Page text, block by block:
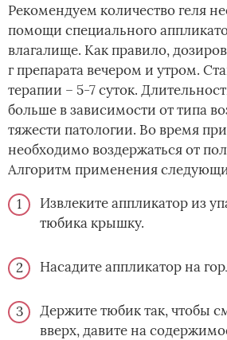
Рекомендуем количество геля
помощи специального
влагалище. Как правило,
г препарата вечером и утром.
терапии – 5-7 суток.
больше в зависимости от типа
тяжести патологии. Во время
необходимо воздержаться от
Алгоритм применения
Извлеките аппликатор из
тюбика крышку.
Насадите аппликатор на
Держите тюбик так, чтобы
вверх, давите на